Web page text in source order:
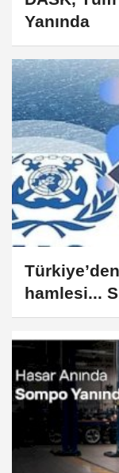
Yanında
hamlesi...
küresel